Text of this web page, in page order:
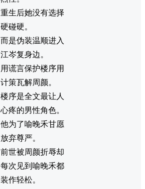
重生后她没有选择
硬碰硬。
而是伪装温顺进入
江岑复身边。
用谎言保护楼序用
计策瓦解周颜。
楼序是全文最让人
心疼的男性角色。
他为了喻晚禾甘愿
放弃尊严。
前世被周颜折辱却
每次见到喻晚禾都
装作轻松。